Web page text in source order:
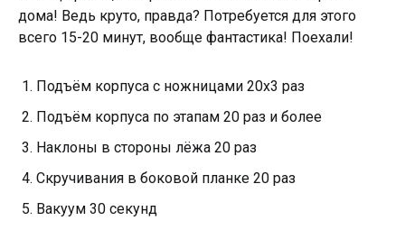
дома! Ведь круто, правда? Потребуется для этого
всего 15-20 минут, вообще фантастика! Поехали!
Подъём корпуса с ножницами 20х3 раз
Подъём корпуса по этапам 20 раз и более
Наклоны в стороны лёжа 20 раз
Скручивания в боковой планке 20 раз
Вакуум 30 секунд